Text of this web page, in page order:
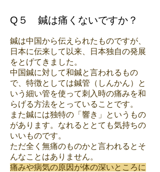
Q５ 鍼は痛くないですか？
鍼は中国から伝えられたものですが、
日本に伝来して以来、日本独自の発展
をとげてきました。
中国鍼に対して和鍼と言われるもの
で、特徴としては鍼管（しんかん）と
いう細い管を使って刺入時の痛みを和
らげる方法をとっていることです。
また鍼には独特の「響き」というもの
があります。なれるととても気持ちの
いいものです。
ただ全く無痛のものかと言われるとそ
んなことはありません。
痛みや病気の原因が体の深いところに